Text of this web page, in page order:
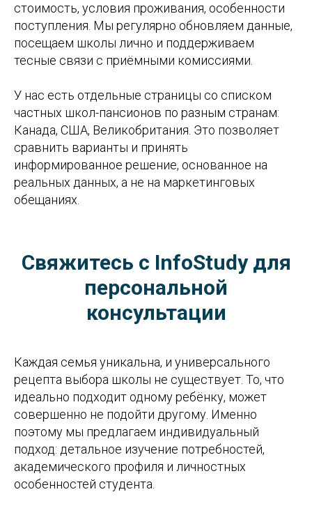
стоимость, условия проживания, особенности
поступления. Мы регулярно обновляем данные,
посещаем школы лично и поддерживаем
тесные связи с приёмными комиссиями.
У нас есть отдельные страницы со списком
частных школ-пансионов по разным странам:
Канада, США, Великобритания. Это позволяет
сравнить варианты и принять
информированное решение, основанное на
реальных данных, а не на маркетинговых
обещаниях.
Свяжитесь с InfoStudy для
персональной
консультации
Каждая семья уникальна, и универсального
рецепта выбора школы не существует. То, что
идеально подходит одному ребёнку, может
совершенно не подойти другому. Именно
поэтому мы предлагаем индивидуальный
подход: детальное изучение потребностей,
академического профиля и личностных
особенностей студента.